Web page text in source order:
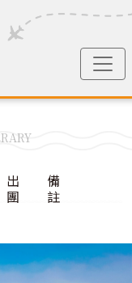
出
團
備
註